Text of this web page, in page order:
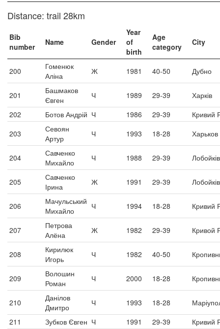
Distance: trail 28km
Bib
number
Name Gender
Year
of
birth
Age
category
City
200
Гоменюк
Аліна
Ж 1981 40-50 Дубно
201
Башмаков
Євген
Ч 1989 29-39
Харків
202
Ботов Андрій Ч 1986 29-39
Кривий
203
Севоян
Артур
Ч 1993 18-28 Харьков
204
Савченко
Михайло
Ч 1988 29-39
205
Савченко
Ірина
Ж 1991 29-39
206
Мачульський
Михайло
Ч 1994 18-28 Кривий
207
Петрова
Алёна
Ж 1982 29-39 Кривой
208
Кирилюк
Игорь
Ч 1982 40-50
209
Волошин
Роман
Ч 2000 18-28
210
Данілов
Дмитро
Ч 1993 18-28
211
Зубков Євген Ч 1991 29-39
Кривий